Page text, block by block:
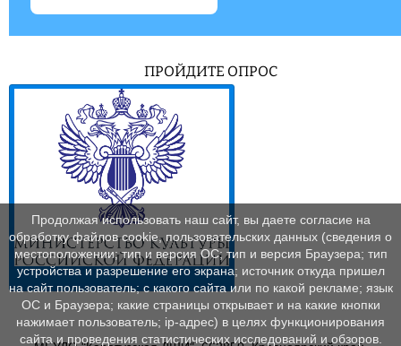
ПРОЙДИТЕ ОПРОС
Продолжая использовать наш сайт, вы даете согласие на
обработку файлов cookie, пользовательских данных (сведения о
местоположении; тип и версия ОС; тип и версия Браузера; тип
устройства и разрешение его экрана; источник откуда пришел
на сайт пользователь; с какого сайта или по какой рекламе; язык
ОС и Браузера; какие страницы открывает и на какие кнопки
нажимает пользователь; ip-адрес) в целях функционирования
сайта и проведения статистических исследований и обзоров.